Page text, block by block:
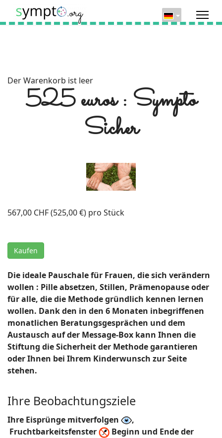
Der Warenkorb ist leer
525 euros : Sympto
Sicher
567,00 CHF (525,00 €) pro Stück
Kaufen
Die ideale Pauschale für Frauen, die sich verändern
wollen : Pille absetzen, Stillen, Prämenopause oder
für alle, die die Methode gründlich kennen lernen
wollen. Dank den in den 6 Monaten inbegriffenen
monatlichen Beratungsgesprächen und dem
Austausch auf der Message-Box kann Ihnen die
Stiftung die Sicherheit der Methode garantieren
oder Ihnen bei Ihrem Kinderwunsch zur Seite
stehen.
Ihre Beobachtungsziele
Ihre Eisprünge mitverfolgen
,
Fruchtbarkeitsfenster
Beginn und Ende der